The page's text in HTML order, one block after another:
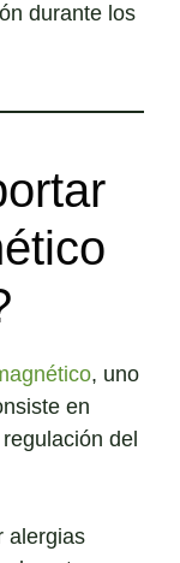
durante los
, uno
en
del
alergias